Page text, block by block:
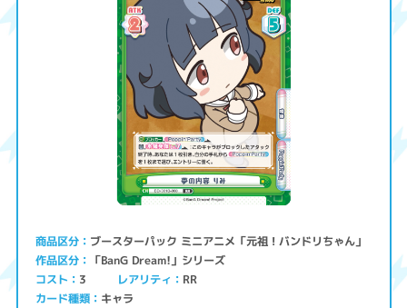
商品区分 ブースターパック ミニアニメ「元祖！バンドリちゃん」
作品区分 「BanG Dream!」シリーズ
コスト 3 レアリティ RR
カード種類 キャラ